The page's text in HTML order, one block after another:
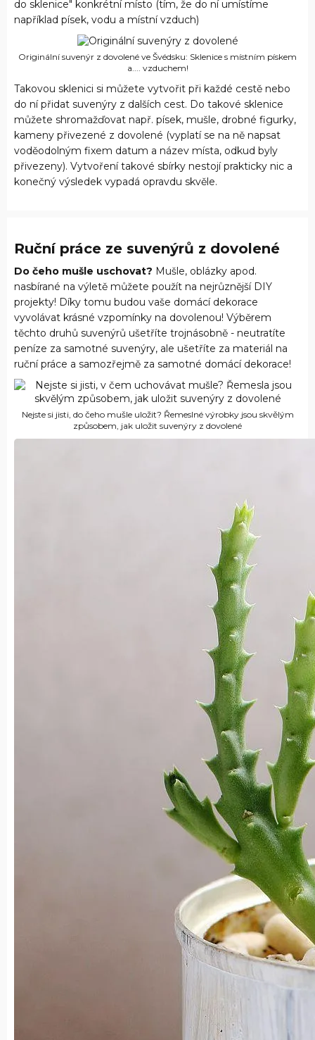
do sklenice" konkrétní místo (tím, že do ní umístíme
například písek, vodu a místní vzduch)
Originální suvenýr z dovolené ve Švédsku: Sklenice s místním pískem
a.... vzduchem!
Takovou sklenici si můžete vytvořit při každé cestě nebo
do ní přidat suvenýry z dalších cest. Do takové sklenice
můžete shromažďovat např. písek, mušle, drobné figurky,
kameny přivezené z dovolené (vyplatí se na ně napsat
voděodolným fixem datum a název místa, odkud byly
přivezeny). Vytvoření takové sbírky nestojí prakticky nic a
konečný výsledek vypadá opravdu skvěle.
Ruční práce ze suvenýrů z dovolené
Do čeho mušle uschovat? Mušle, oblázky apod.
nasbírané na výletě můžete použít na nejrůznější DIY
projekty! Díky tomu budou vaše domácí dekorace
vyvolávat krásné vzpomínky na dovolenou! Výběrem
těchto druhů suvenýrů ušetříte trojnásobně - neutratíte
peníze za samotné suvenýry, ale ušetříte za materiál na
ruční práce a samozřejmě za samotné domácí dekorace!
Nejste si jisti, do čeho mušle uložit? Řemeslné výrobky jsou skvělým
způsobem, jak uložit suvenýry z dovolené